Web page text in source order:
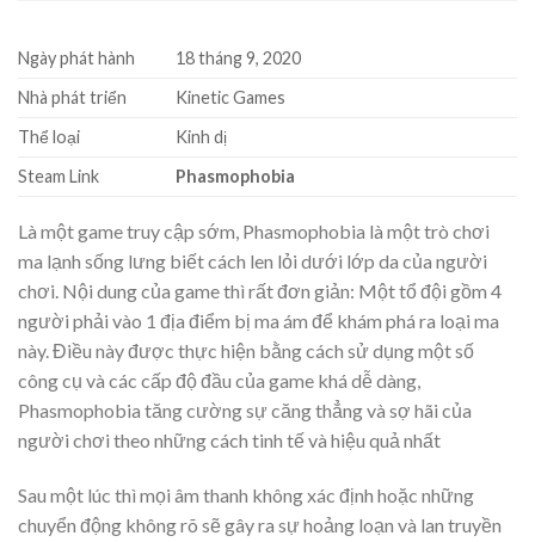
Ngày phát hành
18 tháng 9, 2020
Nhà phát triển
Kinetic Games
Thể loại
Kinh dị
Steam Link
Phasmophobia
Là một game truy cập sớm, Phasmophobia là một trò chơi
ma lạnh sống lưng biết cách len lỏi dưới lớp da của người
chơi. Nội dung của game thì rất đơn giản: Một tổ đội gồm 4
người phải vào 1 địa điểm bị ma ám để khám phá ra loại ma
này. Điều này được thực hiện bằng cách sử dụng một số
công cụ và các cấp độ đầu của game khá dễ dàng,
Phasmophobia tăng cường sự căng thẳng và sợ hãi của
người chơi theo những cách tinh tế và hiệu quả nhất
Sau một lúc thì mọi âm thanh không xác định hoặc những
chuyển động không rõ sẽ gây ra sự hoảng loạn và lan truyền